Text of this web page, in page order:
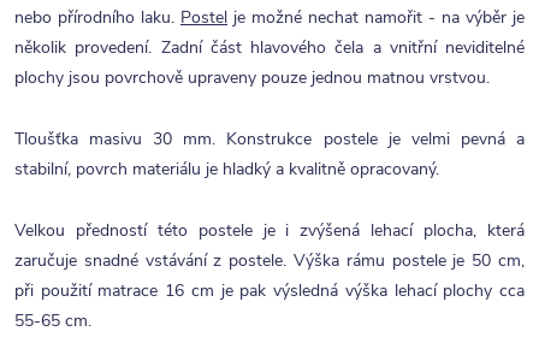
nebo přírodního laku. Postel je možné nechat namořit - na výběr je
několik provedení. Zadní část hlavového čela a vnitřní neviditelné
plochy jsou povrchově upraveny pouze jednou matnou vrstvou.
Tloušťka masivu 30 mm. Konstrukce postele je velmi pevná a
stabilní, povrch materiálu je hladký a kvalitně opracovaný.
Velkou předností této postele je i zvýšená lehací plocha, která
zaručuje snadné vstávání z postele. Výška rámu postele je 50 cm,
při použití matrace 16 cm je pak výsledná výška lehací plochy cca
55-65 cm.